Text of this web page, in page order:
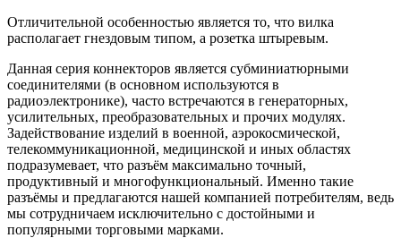
Отличительной особенностью является то, что вилка
располагает гнездовым типом, а розетка штыревым.
Данная серия коннекторов является субминиатюрными
соединителями (в основном используются в
радиоэлектронике), часто встречаются в генераторных,
усилительных, преобразовательных и прочих модулях.
Задействование изделий в военной, аэрокосмической,
телекоммуникационной, медицинской и иных областях
подразумевает, что разъём максимально точный,
продуктивный и многофункциональный. Именно такие
разъёмы и предлагаются нашей компанией потребителям, ведь
мы сотрудничаем исключительно с достойными и
популярными торговыми марками.